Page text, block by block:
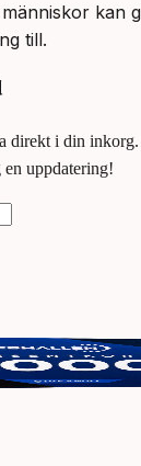
kan
till.
direkt i din
en uppdatering!
Delta i vår